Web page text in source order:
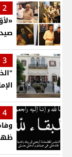
2
3
4
ظهر